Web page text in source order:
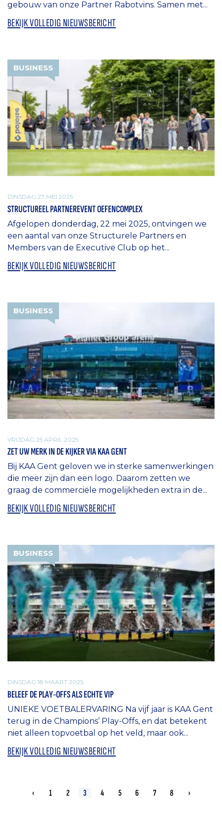
gebouw van onze Partner Rabotvins. Samen met...
BEKIJK VOLLEDIG NIEUWSBERICHT
BUSINESS
DINSDAG 27 MEI 2025
STRUCTUREEL PARTNEREVENT OEFENCOMPLEX
Afgelopen donderdag, 22 mei 2025, ontvingen we
een aantal van onze Structurele Partners en
Members van de Executive Club op het...
BEKIJK VOLLEDIG NIEUWSBERICHT
BUSINESS
VRIJDAG 25 APRIL 2025
ZET UW MERK IN DE KIJKER VIA KAA GENT
Bij KAA Gent geloven we in sterke samenwerkingen
die meer zijn dan een logo. Daarom zetten we
graag de commerciële mogelijkheden extra in de...
BEKIJK VOLLEDIG NIEUWSBERICHT
BUSINESS
DINSDAG 18 MAART 2025
BELEEF DE PLAY-OFFS ALS ECHTE VIP
UNIEKE VOETBALERVARING Na vijf jaar is KAA Gent
terug in de Champions’ Play-Offs, en dat betekent
niet alleen topvoetbal op het veld, maar ook...
BEKIJK VOLLEDIG NIEUWSBERICHT
‹ 1 2 3 4 5 6 7 8 ›